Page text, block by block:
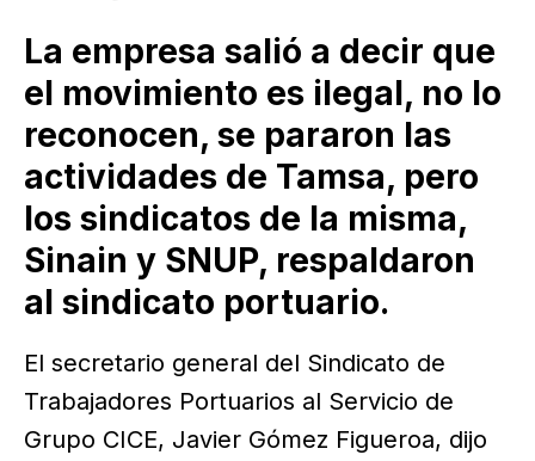
La empresa salió a decir que
el movimiento es ilegal, no lo
reconocen, se pararon las
actividades de Tamsa, pero
los sindicatos de la misma,
Sinain y SNUP, respaldaron
al sindicato portuario.
El secretario general del Sindicato de
Trabajadores Portuarios al Servicio de
Grupo CICE, Javier Gómez Figueroa, dijo